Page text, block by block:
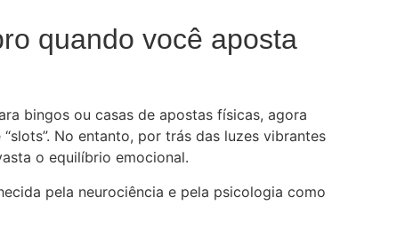
quando você aposta
bingos ou casas de apostas físicas, agora
No entanto, por trás das luzes vibrantes
o equilíbrio emocional.
pela neurociência e pela psicologia como